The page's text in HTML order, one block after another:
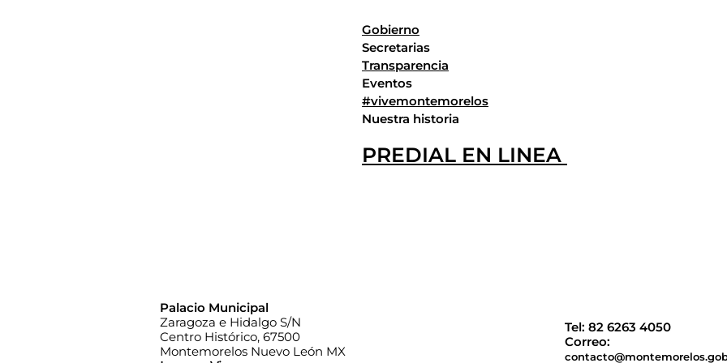
Palacio Municipal
Zaragoza e Hidalgo S/N
Centro Histórico, 67500
Montemorelos Nuevo León MX
Gobierno
Secretarias
Transparencia
Eventos
#vivemontemorelos
Nuestra historia
PREDIAL EN LINEA
Tel: 82 6263 4050
Correo: